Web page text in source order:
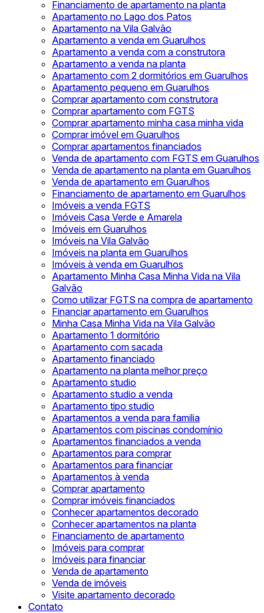
Financiamento de apartamento na planta
Apartamento no Lago dos Patos
Apartamento na Vila Galvão
Apartamento a venda em Guarulhos
Apartamento a venda com a construtora
Apartamento a venda na planta
Apartamento com 2 dormitórios em Guarulhos
Apartamento pequeno em Guarulhos
Comprar apartamento com construtora
Comprar apartamento com FGTS
Comprar apartamento minha casa minha vida
Comprar imóvel em Guarulhos
Comprar apartamentos financiados
Venda de apartamento com FGTS em Guarulhos
Venda de apartamento na planta em Guarulhos
Venda de apartamento em Guarulhos
Financiamento de apartamento em Guarulhos
Imóveis a venda FGTS
Imóveis Casa Verde e Amarela
Imóveis em Guarulhos
Imóveis na Vila Galvão
Imóveis na planta em Guarulhos
Imóveis à venda em Guarulhos
Apartamento Minha Casa Minha Vida na Vila
Galvão
Como utilizar FGTS na compra de apartamento
Financiar apartamento em Guarulhos
Minha Casa Minha Vida na Vila Galvão
Apartamento 1 dormitório
Apartamento com sacada
Apartamento financiado
Apartamento na planta melhor preço
Apartamento studio
Apartamento studio a venda
Apartamento tipo studio
Apartamentos a venda para familia
Apartamentos com piscinas condomínio
Apartamentos financiados a venda
Apartamentos para comprar
Apartamentos para financiar
Apartamentos à venda
Comprar apartamento
Comprar imóveis financiados
Conhecer apartamentos decorado
Conhecer apartamentos na planta
Financiamento de apartamento
Imóveis para comprar
Imóveis para financiar
Venda de apartamento
Venda de imóveis
Visite apartamento decorado
Contato